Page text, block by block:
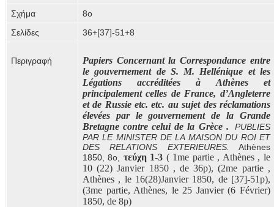
Σχήμα
8o
Σελίδες
36+[37]-51+8
Περιγραφή
Papiers Concernant la Correspondance entre
le gouvernement de S. M. Hellénique et les
Légations accréditées à Athènes et
principalement celles de France, d’Angleterre
et de Russie etc. etc. au sujet des réclamations
élevées par le gouvernement de la Grande
Bretagne contre celui de la Grèce .
PUBLIES
PAR LE MINISTER DE LA MAISON DU ROI ET
DES RELATIONS EXTERIEURES.
Athènes
1850, 8o, τεύχη1-3 ( 1me partie , Athènes , le
10 (22) Janvier 1850 , de 36p), (2me partie ,
Athènes , le 16(28)Janvier 1850, de [37]-51p),
(3me partie, Athènes, le 25 Janvier (6 Février)
1850, de 8p)